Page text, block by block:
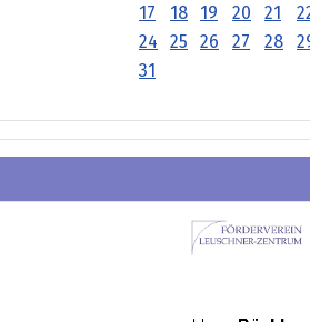
17
18 19 20 21
24
25 26 27 28
31